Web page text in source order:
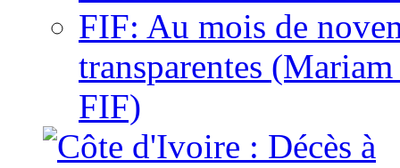
FIF: Au mois de
transparentes
FIF)